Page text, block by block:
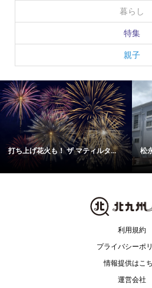
暮らし
特集
親子
打ち上げ花火も！ ザ マティルタ... 松
利用規約
プライバシーポ
情報提供はこ
運営会社